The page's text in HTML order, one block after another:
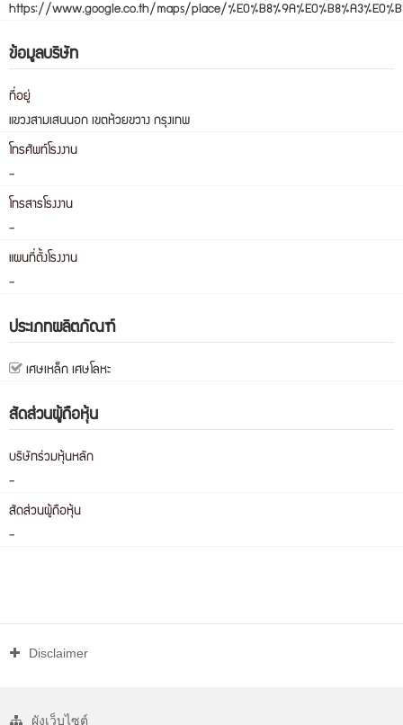
https://www.google.co.th/maps/place/
ข้อมูลบริษัท
ที่อยู่
แขวงสามเสนนอก เขตห้วยขวาง กรุงเทพ
โทรศัพท์โรงงาน
-
โทรสารโรงงาน
-
แผนที่ตั้งโรงงาน
-
ประเภทผลิตภัณฑ์
เศษเหล็ก เศษโลหะ
สัดส่วนผู้ถือหุ้น
บริษัทร่วมหุ้นหลัก
-
สัดส่วนผู้ถือหุ้น
-
Disclaimer
ผังเว็บไซต์